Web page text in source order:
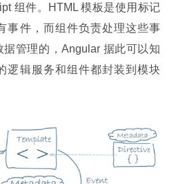
组件。HTML 模板是使用标记
事件，而组件负责处理这些事
管理的，Angular 据此可以知
逻辑服务和组件都封装到模块